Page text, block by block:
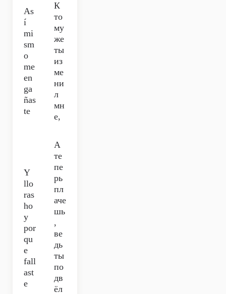
As
í
mi
sm
o
me
en
ga
ñas
te
К
то
му
же
ты
из
ме
ни
л
мн
е,
Y
llo
ras
ho
y
por
qu
e
fall
ast
e
А
те
пе
рь
пл
аче
шь
,
ве
дь
ты
по
дв
ёл